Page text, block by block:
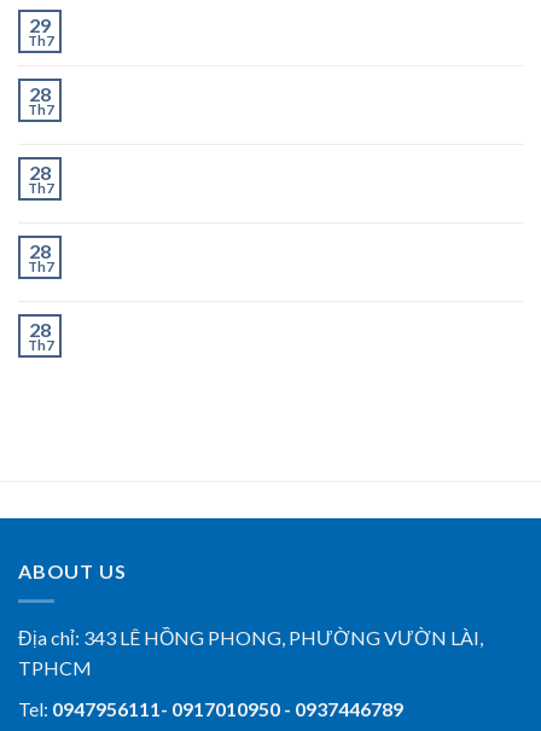
29
Th7
28
Th7
28
Th7
28
Th7
28
Th7
ABOUT US
Địa chỉ: 343 LÊ HỒNG PHONG, PHƯỜNG VƯỜN LÀI,
TPHCM
Tel: 0947956111- 0917010950 - 0937446789